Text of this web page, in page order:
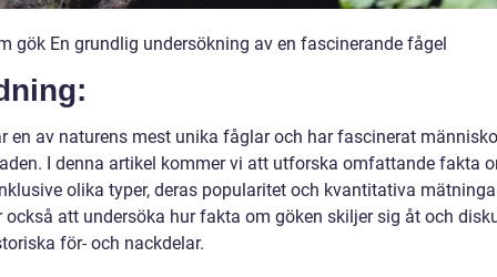
gök En grundlig undersökning av en fascinerande fågel
en av naturens mest unika fåglar och har fascinerat
I denna artikel kommer vi att utforska omfattande fakta
olika typer, deras popularitet och kvantitativa
också att undersöka hur fakta om göken skiljer sig åt och
för- och nackdelar.